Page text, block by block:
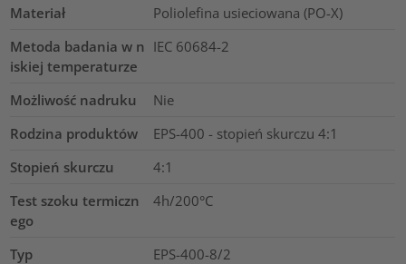
Materiał
Poliolefina usieciowana (PO-X)
Metoda badania w n
iskiej temperaturze
IEC 60684-2
Możliwość nadruku
Nie
Rodzina produktów
EPS-400 - stopień skurczu 4:1
Stopień skurczu
4:1
Test szoku termiczn
ego
4h/200°C
Typ
EPS-400-8/2